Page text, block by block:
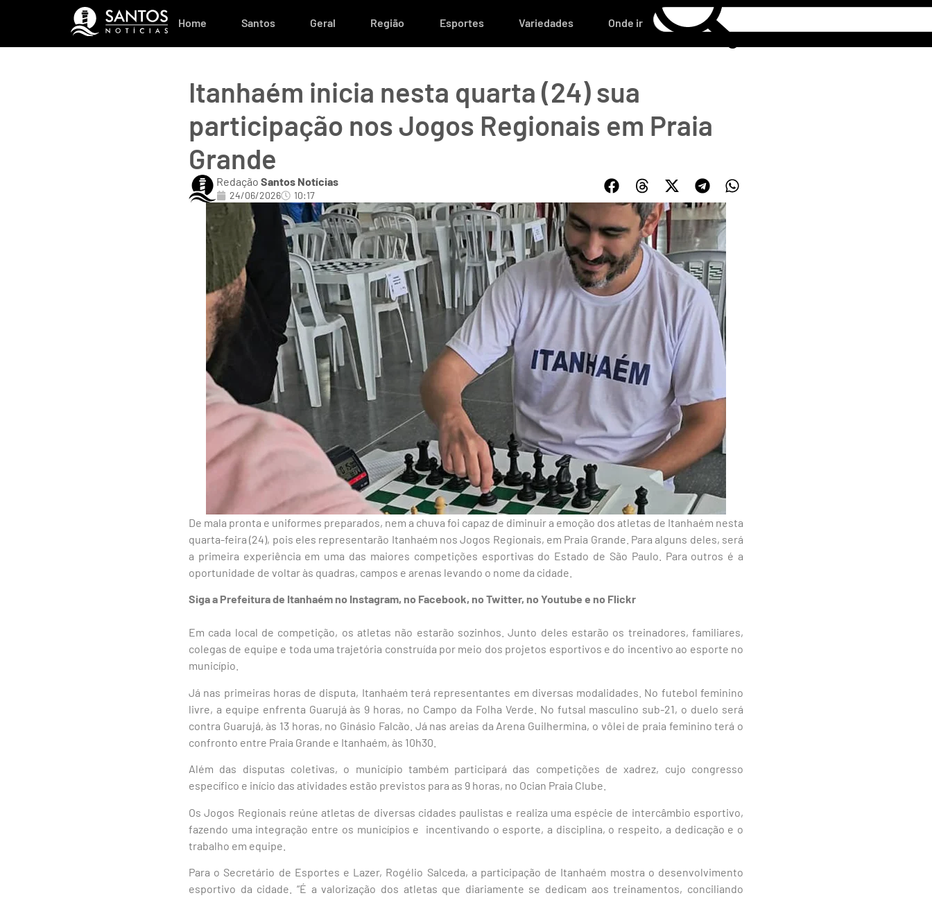
Home Santos Geral Região Esportes Variedades Onde ir
Itanhaém inicia nesta quarta (24) sua
participação nos Jogos Regionais em Praia
Grande
Redação Santos Notícias
24/06/2026 10:17
De mala pronta e uniformes preparados, nem a chuva foi capaz de diminuir a emoção dos atletas de Itanhaém nesta
quarta-feira (24), pois eles representarão Itanhaém nos Jogos Regionais, em Praia Grande. Para alguns deles, será
a primeira experiência em uma das maiores competições esportivas do Estado de São Paulo. Para outros é a
oportunidade de voltar às quadras, campos e arenas levando o nome da cidade.
Siga a Prefeitura de Itanhaém no Instagram, no Facebook, no Twitter, no Youtube e no Flickr
Em cada local de competição, os atletas não estarão sozinhos. Junto deles estarão os treinadores, familiares,
colegas de equipe e toda uma trajetória construída por meio dos projetos esportivos e do incentivo ao esporte no
município.
Já nas primeiras horas de disputa, Itanhaém terá representantes em diversas modalidades. No futebol feminino
livre, a equipe enfrenta Guarujá às 9 horas, no Campo da Folha Verde. No futsal masculino sub-21, o duelo será
contra Guarujá, às 13 horas, no Ginásio Falcão. Já nas areias da Arena Guilhermina, o vôlei de praia feminino terá o
confronto entre Praia Grande e Itanhaém, às 10h30.
Além das disputas coletivas, o município também participará das competições de xadrez, cujo congresso
específico e início das atividades estão previstos para as 9 horas, no Ocian Praia Clube.
Os Jogos Regionais reúne atletas de diversas cidades paulistas e realiza uma espécie de intercâmbio esportivo,
fazendo uma integração entre os municípios e incentivando o esporte, a disciplina, o respeito, a dedicação e o
trabalho em equipe.
Para o Secretário de Esportes e Lazer, Rogélio Salceda, a participação de Itanhaém mostra o desenvolvimento
esportivo da cidade. “É a valorização dos atletas que diariamente se dedicam aos treinamentos, conciliando